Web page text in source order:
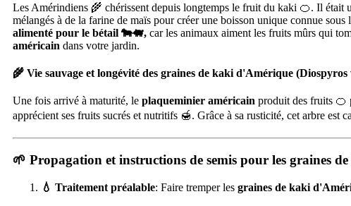
Les Amérindiens 🌾 chérissent depuis longtemps le fruit du kaki 🍊. Il était
mélangés à de la farine de maïs pour créer une boisson unique connue sous
alimenté pour le bétail 🐄🐖, car les animaux aiment les fruits mûrs qui
américain dans votre jardin.
🌾 Vie sauvage et longévité des graines de kaki d'Amérique
Une fois arrivé à maturité, le plaqueminier américain produit des fruits 🍊
apprécient ses fruits sucrés et nutritifs 🍯. Grâce à sa rusticité, cet arbre est
🌱 Propagation et instructions de semis pour les graines
💧 Traitement préalable: Faire tremper les graines de kaki